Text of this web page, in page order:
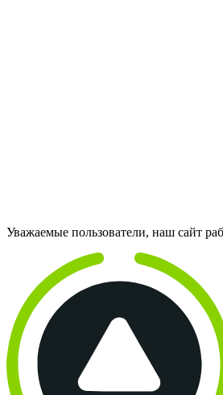
Уважаемые пользователи, наш сайт